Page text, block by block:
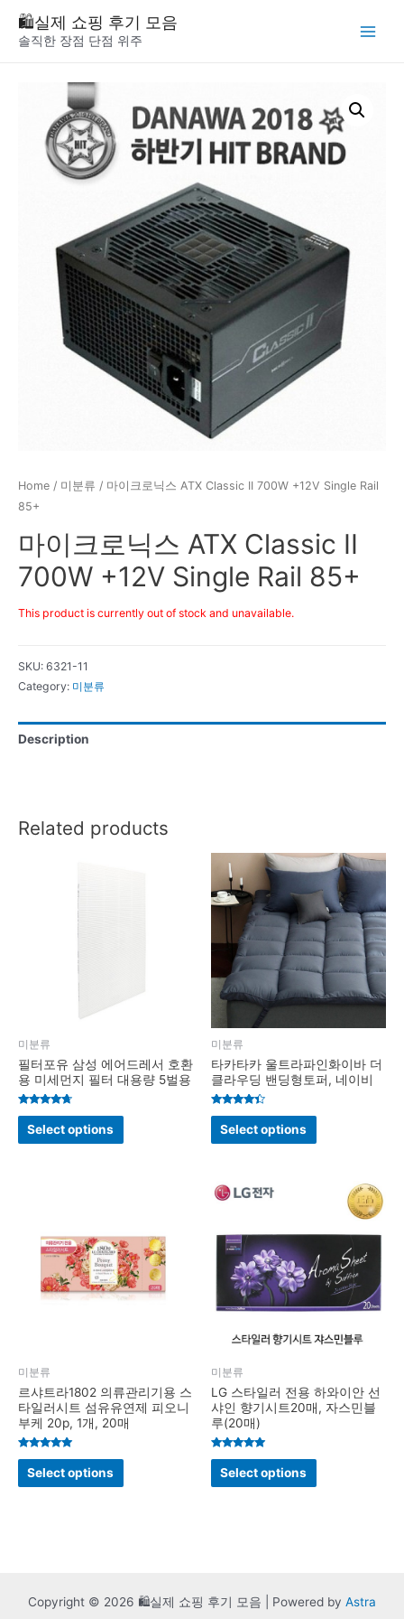
🛍️실제 쇼핑 후기 모음
솔직한 장점 단점 위주
Home / 미분류 / 마이크로닉스 ATX Classic II 700W +12V Single Rail
85+
마이크로닉스 ATX Classic II
700W +12V Single Rail 85+
This product is currently out of stock and unavailable.
SKU: 6321-11
Category: 미분류
Description
Related products
미분류
필터포유 삼성 에어드레서 호환
용 미세먼지 필터 대용량 5벌용
Rated
4.5
out of 5
Select options
미분류
타카타카 울트라파인화이바 더
클라우딩 밴딩형토퍼, 네이비
Rated
4.2
out of 5
Select options
미분류
르샤트라1802 의류관리기용 스
타일러시트 섬유유연제 피오니
부케 20p, 1개, 20매
Rated
4.8
out of 5
Select options
미분류
LG 스타일러 전용 하와이안 선
샤인 향기시트20매, 자스민블
루(20매)
Rated
4.8
out of 5
Select options
Copyright © 2026 🛍️실제 쇼핑 후기 모음 | Powered by Astra